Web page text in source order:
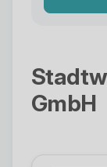
GmbH